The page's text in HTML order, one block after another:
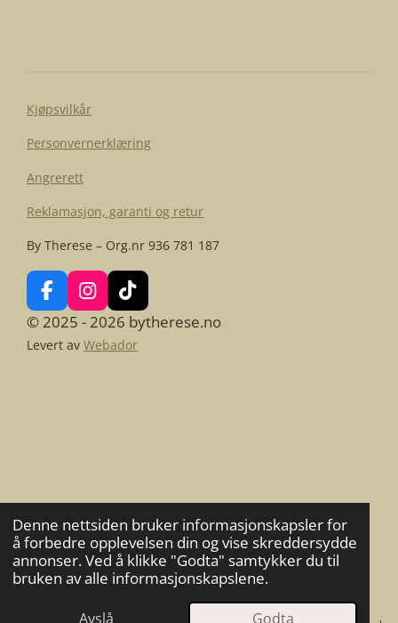
Denne nettsiden bruker informasjonskapsler for
å forbedre opplevelsen din og vise skreddersydde
annonser. Ved å klikke "Godta" samtykker du til
bruken av alle informasjonskapslene.
Avslå Godta
Kjøpsvilkår
Personvernerklæring
Angrerett
Reklamasjon, garanti og retur
By Therese – Org.nr 936 781 187
F
a
c
e
I
n
s
t
T
i
k
T
© 2025 - 2026 bytherese.no
Levert av Webador